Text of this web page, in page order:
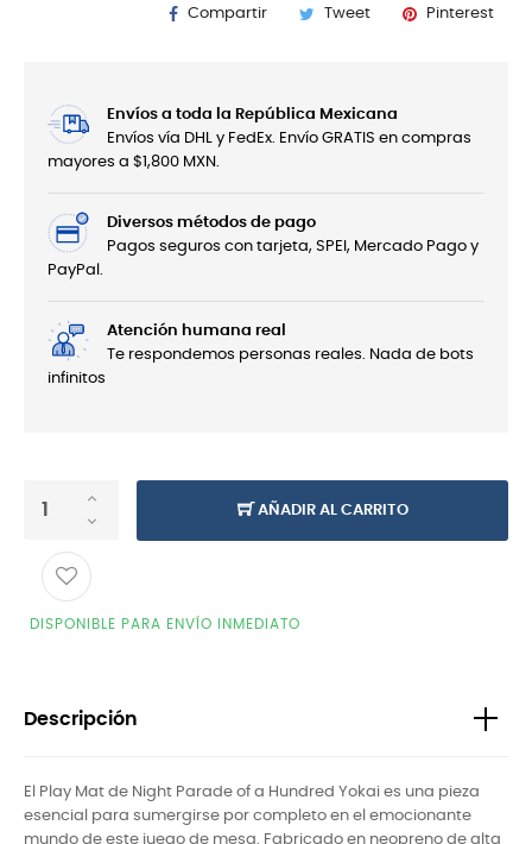
Compartir Tweet Pinterest
Envíos a toda la República Mexicana
Envíos vía DHL y FedEx. Envío GRATIS en compras
mayores a $1,800 MXN.
Diversos métodos de pago
Pagos seguros con tarjeta, SPEI, Mercado Pago y
PayPal.
Atención humana real
Te respondemos personas reales. Nada de bots
infinitos
AÑADIR AL CARRITO
DISPONIBLE PARA ENVÍO INMEDIATO
Descripción
El Play Mat de Night Parade of a Hundred Yokai es una pieza
esencial para sumergirse por completo en el emocionante
mundo de este juego de mesa. Fabricado en neopreno de alta